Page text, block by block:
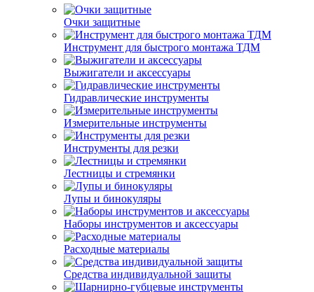
Очки защитные
Инструмент для быстрого монтажа ТДМ
Выжигатели и аксессуары
Гидравлические инструменты
Измерительные инструменты
Инструменты для резки
Лестницы и стремянки
Лупы и бинокуляры
Наборы инструментов и аксессуары
Расходные материалы
Средства индивидуальной защиты